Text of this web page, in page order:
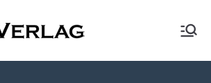
XEBAN-Verlag